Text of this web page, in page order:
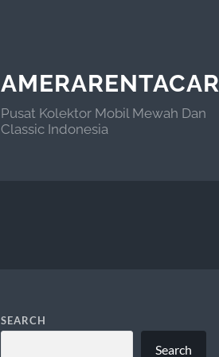
AMERARENTACAR
Pusat Kolektor Mobil Mewah Dan
Classic Indonesia
SEARCH
Search